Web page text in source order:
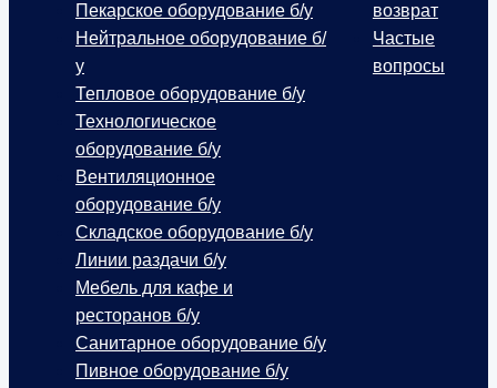
Пекарское оборудование б/у
Нейтральное оборудование б/
у
Тепловое оборудование б/у
Технологическое
оборудование б/у
Вентиляционное
оборудование б/у
Складское оборудование б/у
Линии раздачи б/у
Мебель для кафе и
ресторанов б/у
Санитарное оборудование б/у
Пивное оборудование б/у
возврат
Частые
вопросы